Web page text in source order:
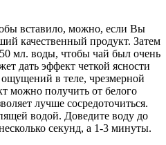
вставило, можно, если Вы
качественный продукт. Затем
мл. воды, чтобы чай был очень
дать эффект четкой ясности
в теле, чрезмерной
можно получить от белого
лучше сосредоточиться.
водой. Доведите воду до
секунд, а 1-3 минуты.